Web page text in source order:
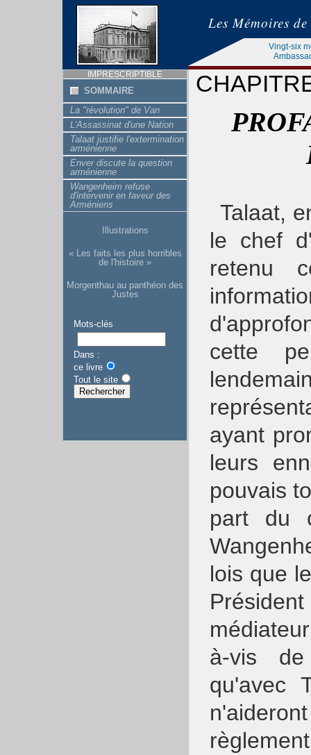
Les Mémoires
Vingt-six
IMPRESCRIPTIBLE
SOMMAIRE
La "révolution" de Van
L'Assassinat d'une Nation
Talaat justifie l'extermination
arménienne
Enver discute la question
arménienne
Wangenheim refuse
d'intervenir en faveur des
Arméniens
Illustrations
« Les faits les plus horribles
de l'histoire »
Morgenthau au panthéon des
Justes
Mots-clés
Dans :
ce livre
Tout le site
Talaat,
le chef
retenu
cette
ayant
leurs
pouvais
part du
lois que
à-vis
qu'avec